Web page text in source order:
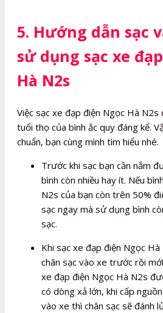
5. Hướng dẫn sạc
sử dụng sạc xe
Hà N2s
Việc sạc xe đạp điện Ngọc Hà N2s
tuổi thọ của bình ắc quy đáng kể.
chuẩn, bạn cùng mình tìm hiểu nhé.
Trước khi sạc bạn cần nắm
bình còn nhiều hay ít. Nếu
N2s của bạn còn trên 50%
sạc ngay mà sử dụng bình
sạc.
Khi sạc xe đạp điện Ngọc
chân sạc vào xe trước rồi
xe đạp điện Ngọc Hà N2s
có dòng xả lớn, khi cấp
vào xe thì chân sạc sẽ đánh